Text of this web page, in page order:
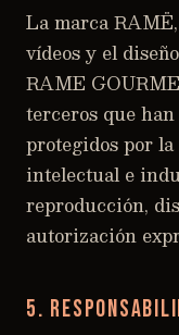
La marca
vídeos y el
RAME
terceros que
protegidos por
intelectual e
reproducción,
autorización
5.